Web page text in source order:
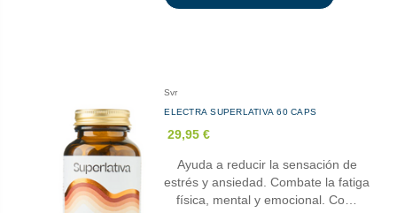
Svr
ELECTRA SUPERLATIVA 60 CAPS
29,95 €
Ayuda a reducir la sensación de
estrés y ansiedad. Combate la fatiga
física, mental y emocional. Co…